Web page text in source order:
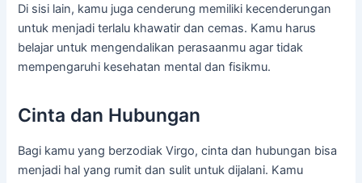
Di sisi lain, kamu juga cenderung memiliki kecenderungan
untuk menjadi terlalu khawatir dan cemas. Kamu harus
belajar untuk mengendalikan perasaanmu agar tidak
mempengaruhi kesehatan mental dan fisikmu.
Cinta dan Hubungan
Bagi kamu yang berzodiak Virgo, cinta dan hubungan bisa
menjadi hal yang rumit dan sulit untuk dijalani. Kamu